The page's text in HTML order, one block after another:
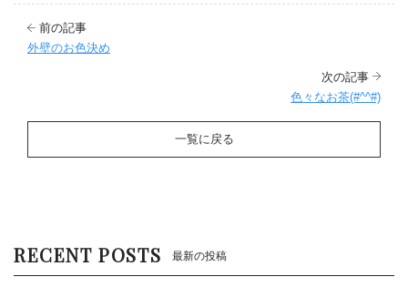
前の記事
外壁のお色決め
一覧に戻る
次の記事
色々なお茶(#^^#)
RECENT POSTS 最新の投稿